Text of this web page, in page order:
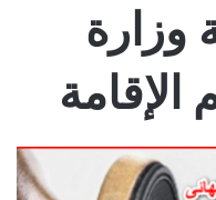
وزارة
الإقامة